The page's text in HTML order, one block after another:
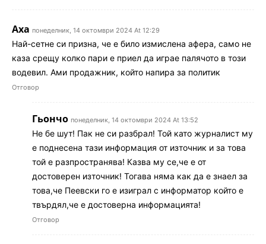
Аха понеделник, 14 октомври 2024 At 12:29
Най-сетне си призна, че е било измислена афера, само не
каза срещу колко пари е приел да играе палячото в този
водевил. Ами продажник, който напира за политик
Отговор
Гьончо понеделник, 14 октомври 2024 At 13:52
Не бе шут! Пак не си разбрал! Той като журналист му
е поднесена тази информация от източник и за това
той е разпространява! Казва му се,че е от
достоверен източник! Тогава няма как да е знаел за
това,че Пеевски го е изиграл с информатор който е
твърдял,че е достоверна информацията!
Отговор